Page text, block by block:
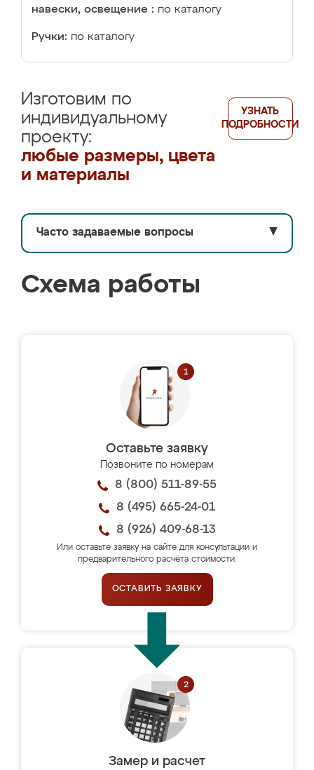
навески, освещение : по каталогу
Ручки: по каталогу
Изготовим по
индивидуальному
проекту:
любые размеры, цвета
и материалы
УЗНАТЬ
ПОДРОБНОСТИ
Часто задаваемые вопросы ▼
Схема работы
Оставьте заявку
Позвоните по номерам
8 (800) 511-89-55
8 (495) 665-24-01
8 (926) 409-68-13
Или оставьте заявку на сайте для консультации и
предварительного расчёта стоимости.
ОСТАВИТЬ ЗАЯВКУ
Замер и расчет